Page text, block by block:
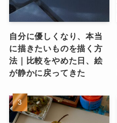
自分に優しくなり、本当
に描きたいものを描く方
法｜比較をやめた日、絵
が静かに戻ってきた